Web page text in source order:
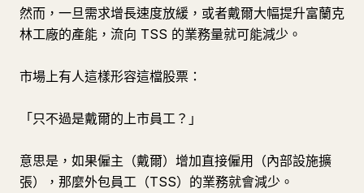
然而，一旦需求增長速度放緩，或者戴爾大幅提升富蘭克
林工廠的產能，流向 TSS 的業務量就可能減少。
市場上有人這樣形容這檔股票：
「只不過是戴爾的上市員工？」
意思是，如果僱主（戴爾）增加直接僱用（內部設施擴
張），那麼外包員工（TSS）的業務就會減少。